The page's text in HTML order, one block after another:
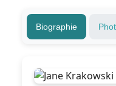
Biographie